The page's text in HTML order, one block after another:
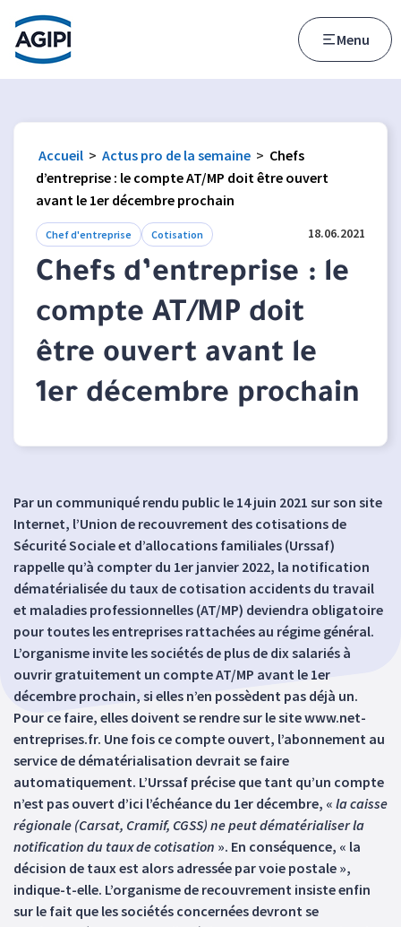
Accès au menu
Accès au contenu principal
Menu
Accueil > Actus pro de la semaine > Chefs
d’entreprise : le compte AT/MP doit être ouvert
avant le 1er décembre prochain
Chef d'entreprise Cotisation 18.06.2021
Chefs d’entreprise : le
compte AT/MP doit
être ouvert avant le
1er décembre prochain
Par un communiqué rendu public le 14 juin 2021 sur son site
Internet, l’Union de recouvrement des cotisations de
Sécurité Sociale et d’allocations familiales (Urssaf)
rappelle qu’à compter du 1er janvier 2022, la notification
dématérialisée du taux de cotisation accidents du travail
et maladies professionnelles (AT/MP) deviendra obligatoire
pour toutes les entreprises rattachées au régime général.
L’organisme invite les sociétés de plus de dix salariés à
ouvrir gratuitement un compte AT/MP avant le 1er
décembre prochain, si elles n’en possèdent pas déjà un.
Pour ce faire, elles doivent se rendre sur le site www.net-
entreprises.fr. Une fois ce compte ouvert, l’abonnement au
service de dématérialisation devrait se faire
automatiquement. L’Urssaf précise que tant qu’un compte
n’est pas ouvert d’ici l’échéance du 1er décembre, « la caisse
régionale (Carsat, Cramif, CGSS) ne peut dématérialiser la
notification du taux de cotisation ». En conséquence, « la
décision de taux est alors adressée par voie postale »,
indique-t-elle. L’organisme de recouvrement insiste enfin
sur le fait que les sociétés concernées devront se